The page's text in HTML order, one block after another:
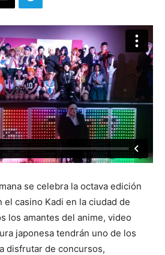
se celebra la octava edición
el casino Kadi en la ciudad de
los amantes del anime, video
japonesa tendrán uno de los
disfrutar de concursos,